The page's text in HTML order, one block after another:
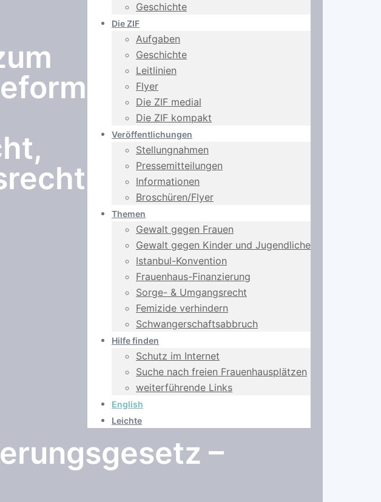
Geschichte
Die ZIF
Aufgaben
Geschichte
Leitlinien
Flyer
Die ZIF medial
Die ZIF kompakt
Veröffentlichungen
Stellungnahmen
Pressemitteilungen
Informationen
Broschüren/Flyer
Themen
Gewalt gegen Frauen
Gewalt gegen Kinder und Jugendliche
Istanbul-Konvention
Frauenhaus-Finanzierung
Sorge- & Umgangsrecht
Femizide verhindern
Schwangerschafts­abbruch
Hilfe finden
Schutz im Internet
Suche nach freien Frauenhausplätzen
weiterführende Links
English
Leichte
–